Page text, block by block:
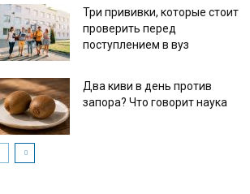
Три прививки, которые стоит
проверить перед
поступлением в вуз
Два киви в день против
запора? Что говорит наука